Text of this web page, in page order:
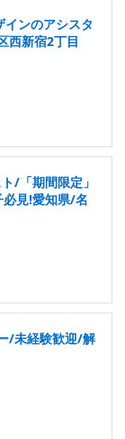
インのアシスタ
西新宿2丁目
/「期間限定」
見!愛知県/名
/未経験歓迎/解